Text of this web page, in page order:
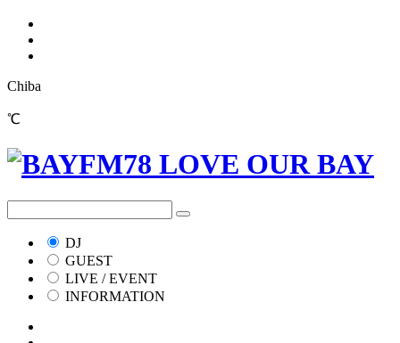
Chiba
℃
DJ
GUEST
LIVE / EVENT
INFORMATION